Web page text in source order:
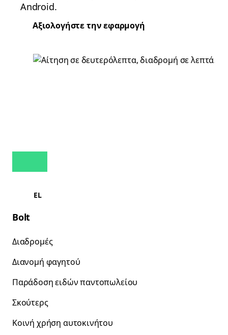
Android.
Αξιολογήστε την εφαρμογή
EL
Bolt
Διαδρομές
Διανομή φαγητού
Παράδοση ειδών παντοπωλείου
Σκούτερς
Κοινή χρήση αυτοκινήτου